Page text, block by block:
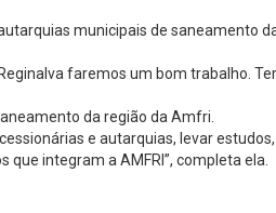
municipais de saneamento
faremos um bom trabalho.
da região da Amfri.
e autarquias, levar
integram a AMFRI”, completa ela.